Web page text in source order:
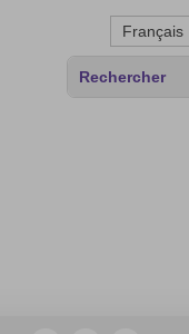
Français